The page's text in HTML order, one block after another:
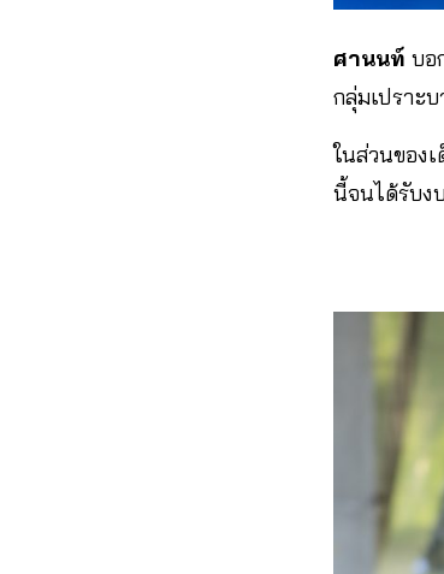
ศานนท์ บอ
กลุ่มเปราะ
ในส่วนของ
นี้จนได้รับง